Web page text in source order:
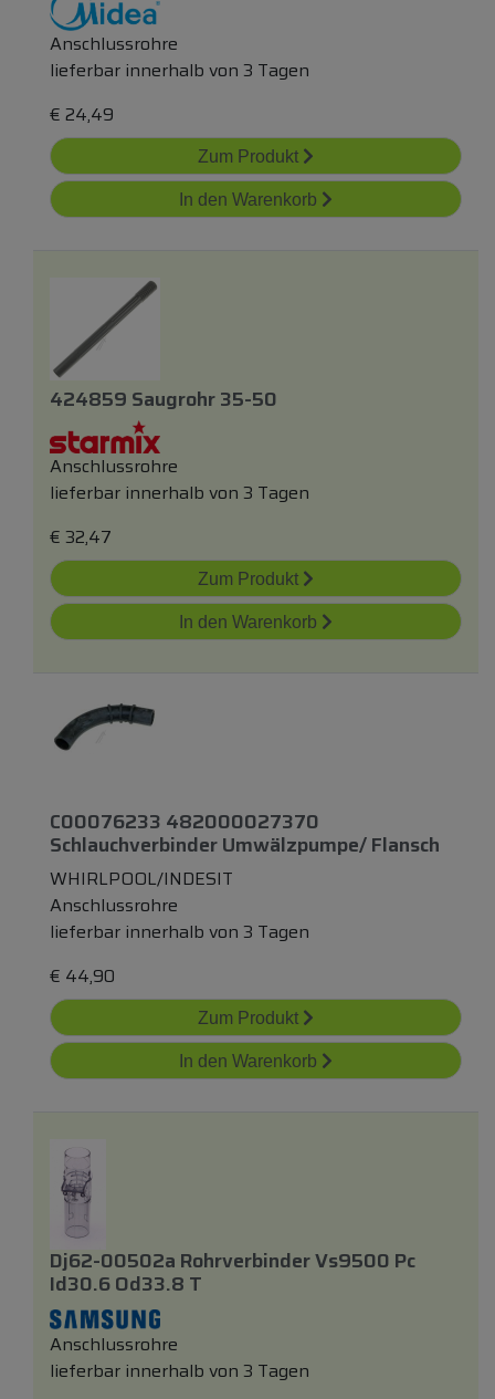
Anschlussrohre
lieferbar innerhalb von 3 Tagen
€ 24,49
Zum Produkt
In den Warenkorb
424859 Saugrohr 35-50
Anschlussrohre
lieferbar innerhalb von 3 Tagen
€ 32,47
Zum Produkt
In den Warenkorb
C00076233 482000027370
Schlauchverbinder Umwälzpumpe/ Flansch
WHIRLPOOL/INDESIT
Anschlussrohre
lieferbar innerhalb von 3 Tagen
€ 44,90
Zum Produkt
In den Warenkorb
Dj62-00502a Rohrverbinder Vs9500 Pc
Id30.6 Od33.8 T
Anschlussrohre
lieferbar innerhalb von 3 Tagen